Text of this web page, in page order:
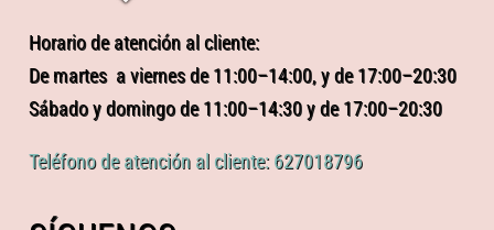
Horario de atención al cliente:
De martes a viernes de 11:00–14:00, y de 17:00–20:30
Sábado y domingo de 11:00–14:30 y de 17:00–20:30
Teléfono de atención al cliente: 627018796